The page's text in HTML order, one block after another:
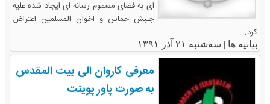
ای به فضای مسموم رسانه ای ایجاد شده علیه
جنبش حماس و اخوان المسلمین اعتراض
کرد.
بیانیه ها | سه‌شنبه ۲۱ آذر ۱۳۹۱
معرفی کاروان الی بیت المقدس
به صورت پاور پوینت